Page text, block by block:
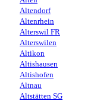
Altendorf
Altenrhein
Alterswil FR
Alterswilen
Altikon
Altishausen
Altishofen
Altnau
Altstätten SG